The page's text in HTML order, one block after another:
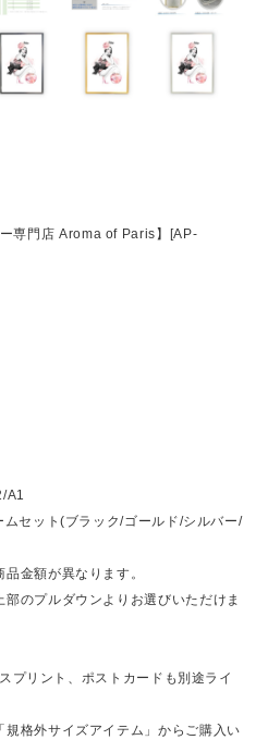
専門店 Aroma of Paris】[AP-
A1
セット(ブラック/ゴールド/シルバー/
金額が異なります。
部のプルダウンよりお選びいただけま
プリント、ポストカードも別途ライ
格外サイズアイテム」からご購入い